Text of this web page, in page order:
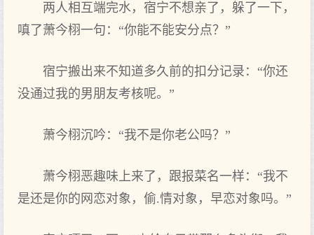
两人相互端完水，宿宁不想亲了，躲了一下，
嗔了萧今栩一句：“你能不能安分点‌？”
宿宁搬出来不知道‌多久前的扣分记录：“你还
没通过我‌的男朋友考核呢。”
萧今栩沉吟：“我‌不是你老公吗？”
萧今栩恶趣味上来了，跟报菜名一样：“我‌不
是还是你的网恋对象，偷.情对象，早恋对象吗。”